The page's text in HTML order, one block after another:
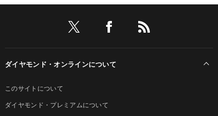
ダイヤモンド・オンラインについて
このサイトについて
ダイヤモンド・プレミアムについて